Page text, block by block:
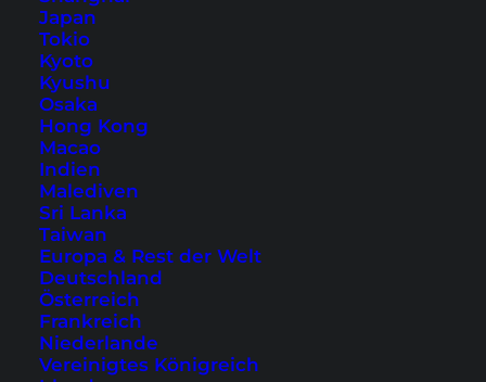
Japan
Tokio
Kyoto
Kyushu
Osaka
Hong Kong
Macao
Indien
Malediven
Sri Lanka
Taiwan
Europa & Rest der Welt
Deutschland
Österreich
Frankreich
Niederlande
Vereinigtes Königreich
Das Abenteuer wartet in Down Under